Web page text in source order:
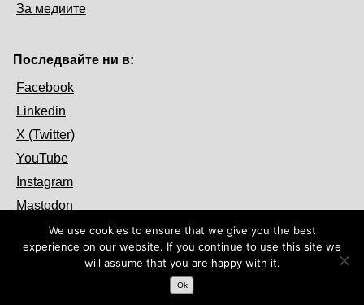
За медиите
Последвайте ни в:
Facebook
Linkedin
X (Twitter)
YouTube
Instagram
Mastodon
© 2026 OpenFest. Някои права са запазени.
We use cookies to ensure that we give you the best
experience on our website. If you continue to use this site we
will assume that you are happy with it.
Ok